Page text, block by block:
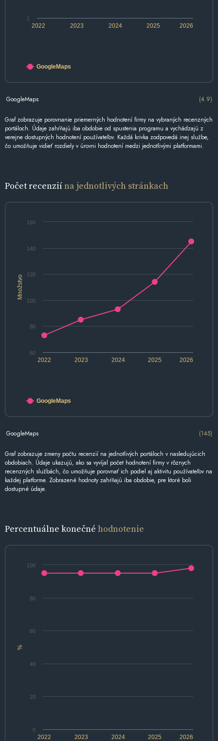
2022 2024 2026
2023 2025
1
GoogleMaps
GoogleMaps (4.9)
Graf zobrazuje porovnanie priemerných hodnotení firmy na vybraných recenzných
portáloch. Údaje zahŕňajú iba obdobie od spustenia programu a vychádzajú z
verejne dostupných hodnotení používateľov. Každá krivka zodpovedá inej službe,
čo umožňuje vidieť rozdiely v úrovni hodnotení medzi jednotlivými platformami.
Počet recenziína jednotlivých stránkach
Množstvo
2022 2024 2026
2023 2025
60
80
100
120
140
160
GoogleMaps
GoogleMaps (145)
Graf zobrazuje zmeny počtu recenzií na jednotlivých portáloch v nasledujúcich
obdobiach. Údaje ukazujú, ako sa vyvíjal počet hodnotení firmy v rôznych
recenzných službách, čo umožňuje porovnať ich podiel aj aktivitu používateľov na
každej platforme. Zobrazené hodnoty zahŕňajú iba obdobie, pre ktoré boli
dostupné údaje.
Percentuálne konečné hodnotenie
%
2022 2024 2026
2023 2025
0
20
40
60
80
100